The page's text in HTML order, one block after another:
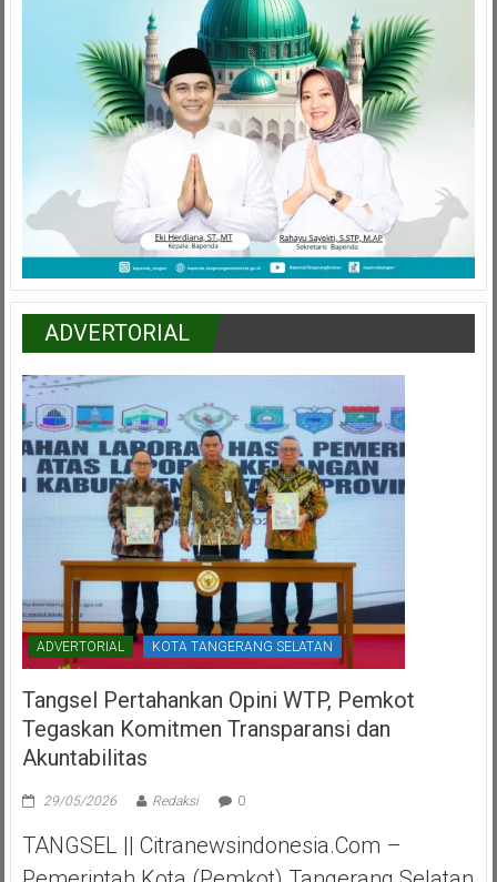
ADVERTORIAL
ADVERTORIAL KOTA TANGERANG SELATAN
Tangsel Pertahankan Opini WTP, Pemkot
Tegaskan Komitmen Transparansi dan
Akuntabilitas
29/05/2026 Redaksi 0
TANGSEL || Citranewsindonesia.com –